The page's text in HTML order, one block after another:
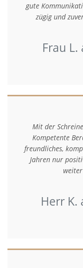
gute
zügig und
Frau
Mit der
Kompetente
freundliches,
Jahren nur
weiter
Herr K.